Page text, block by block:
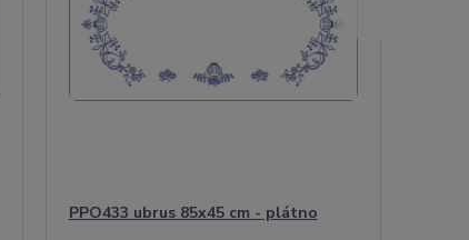
PPO433 ubrus 85x45 cm - plátno